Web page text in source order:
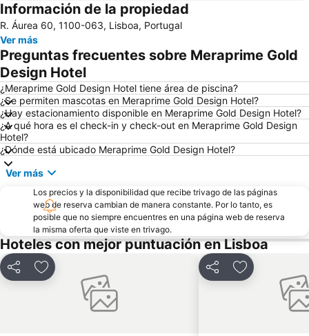
Rossio Metro Station
Puerto de Lisboa
Plaza del Rossio
Lisboa
Alameda Metro Station
Centro de Congressos de Lisboa
Barrio Alto
Saldanha Residence
Parque Eduardo VII
Arroios Metro Station
Parque das Nações
Pavilhão Multiusos de Odivelas
Marquês de Pombal
Entrecampos Metro Station
Aeroporto Metro Station
Benfica
Santos-o-Velho
Rato Metro Station
Atrium Saldanha
El Corte Inglés
Roma Metro Station
Alvalade Metro Station
Belém
Centro Comercial Vasco de Gama
'San Justa' Elevator
Teatro Tivoli
Santa Apolónia Metro Station
Información de la propiedad
R. Áurea 60, 1100-063, Lisboa, Portugal
Ver más
Preguntas frecuentes sobre Meraprime Gold
Design Hotel
¿Meraprime Gold Design Hotel tiene área de piscina?
¿Se permiten mascotas en Meraprime Gold Design Hotel?
¿Hay estacionamiento disponible en Meraprime Gold Design Hotel?
¿A qué hora es el check-in y check-out en Meraprime Gold Design
Hotel?
¿Dónde está ubicado Meraprime Gold Design Hotel?
Ver más
Los precios y la disponibilidad que recibe trivago de las páginas
web de reserva cambian de manera constante. Por lo tanto, es
posible que no siempre encuentres en una página web de reserva
la misma oferta que viste en trivago.
Hoteles con mejor puntuación en Lisboa
CompartirAgregar a favoritos CompartirAgregar a